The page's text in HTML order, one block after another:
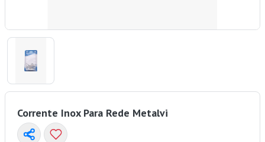
Corrente Inox Para Rede Metalvi